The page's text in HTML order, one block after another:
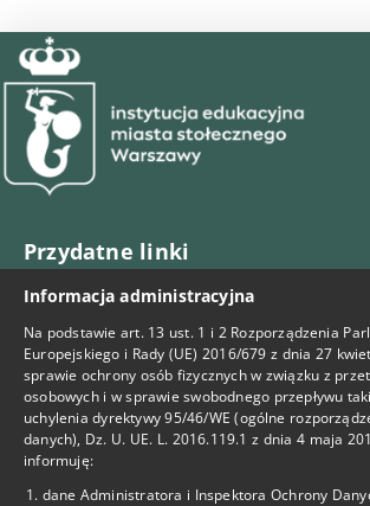
Przydatne linki
BIP
Facebook
Deklaracja Dostępności
Kontakt
Informacja administracyjna
Na podstawie art. 13 ust. 1 i 2 Rozporządzenia
Europejskiego i Rady (UE) 2016/679 z dnia 27
sprawie ochrony osób fizycznych w związku z
osobowych i w sprawie swobodnego przepływu
uchylenia dyrektywy 95/46/WE (ogólne
danych), Dz. U. UE. L. 2016.119.1 z dnia 4 maja
informuję:
dane Administratora i Inspektora Ochrony